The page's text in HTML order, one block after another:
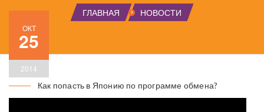
ГЛАВНАЯ НОВОСТИ
ОКТ
25
2014
Как попасть в Японию по программе обмена?